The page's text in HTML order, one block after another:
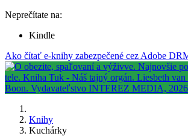
Neprečítate na:
Kindle
Ako čítať e-knihy zabezpečené cez Adobe
Knihy
Kuchárky